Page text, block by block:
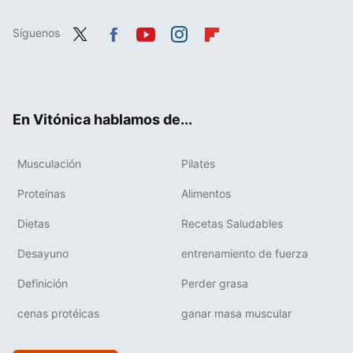
Síguenos
En Vitónica hablamos de...
Musculación Pilates
Proteínas Alimentos
Dietas Recetas Saludables
Desayuno entrenamiento de fuerza
Definición Perder grasa
cenas protéicas ganar masa muscular